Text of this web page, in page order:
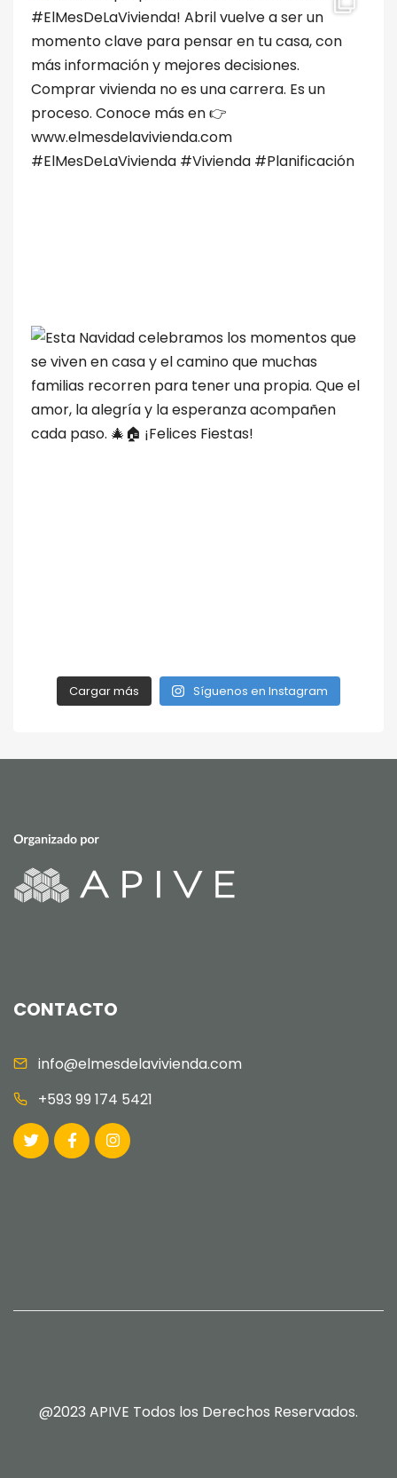
Cargar más Síguenos en Instagram
CONTACTO
info@elmesdelavivienda.com
+593 99 174 5421
@2023 APIVE Todos los Derechos Reservados.